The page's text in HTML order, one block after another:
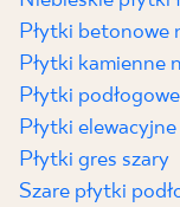
Płytki betonowe
Płytki kamienne
Płytki
Płytki
Płytki gres szary
Szare płytki